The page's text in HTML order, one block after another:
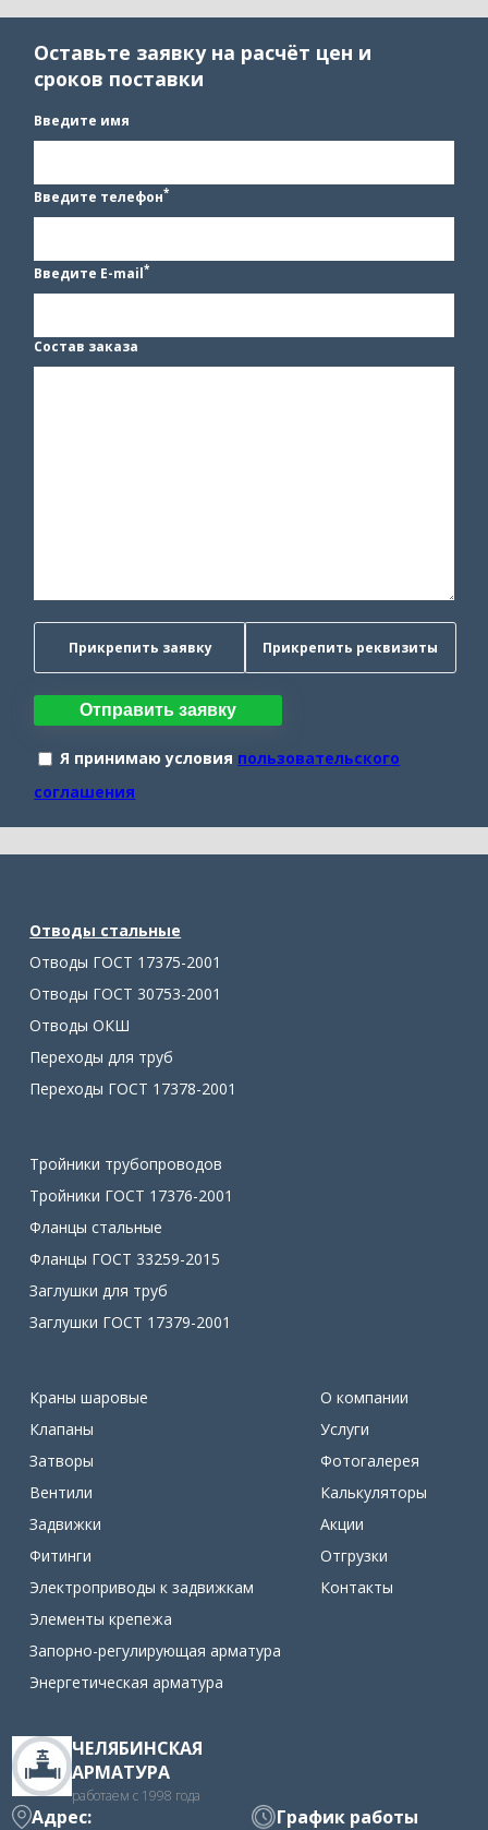
Оставьте заявку на расчёт цен и
сроков поставки
Введите имя
Введите телефон*
Введите E-mail*
Состав заказа
Прикрепить заявку Прикрепить реквизиты
Отправить заявку
Я принимаю условия пользовательского
соглашения
Отводы стальные
Отводы ГОСТ 17375-2001
Отводы ГОСТ 30753-2001
Отводы ОКШ
Переходы для труб
Переходы ГОСТ 17378-2001
Тройники трубопроводов
Тройники ГОСТ 17376-2001
Фланцы стальные
Фланцы ГОСТ 33259-2015
Заглушки для труб
Заглушки ГОСТ 17379-2001
Краны шаровые
Клапаны
Затворы
Вентили
Задвижки
Фитинги
Электроприводы к задвижкам
Элементы крепежа
Запорно-регулирующая арматура
Энергетическая арматура
О компании
Услуги
Фотогалерея
Калькуляторы
Акции
Отгрузки
Контакты
ЧЕЛЯБИНСКАЯ
АРМАТУРА
работаем с 1998 года
Адрес: График работы